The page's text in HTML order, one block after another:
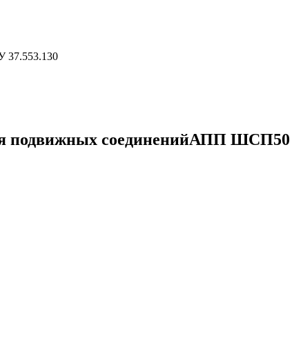
37.553.130
подвижных соединенийАПП ШСП50